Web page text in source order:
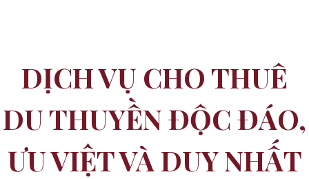
DỊCH VỤ CHO THUÊ
DU THUYỀN ĐỘC ĐÁO,
ƯU VIỆT VÀ DUY NHẤT